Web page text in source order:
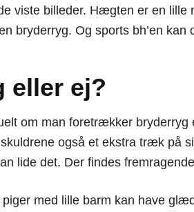
viste billeder. Hægten er en
bryderryg. Og sports bh’en
eller ej?
om man foretrækker
også et ekstra træk på
lide det. Der findes
med lille barm kan have